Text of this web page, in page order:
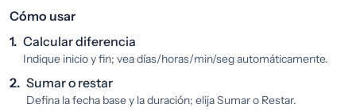
Cómo usar
1. Calcular diferencia
Indique inicio y fin; vea días/horas/min/seg automáticamente.
2. Sumar o restar
Defina la fecha base y la duración; elija Sumar o Restar.